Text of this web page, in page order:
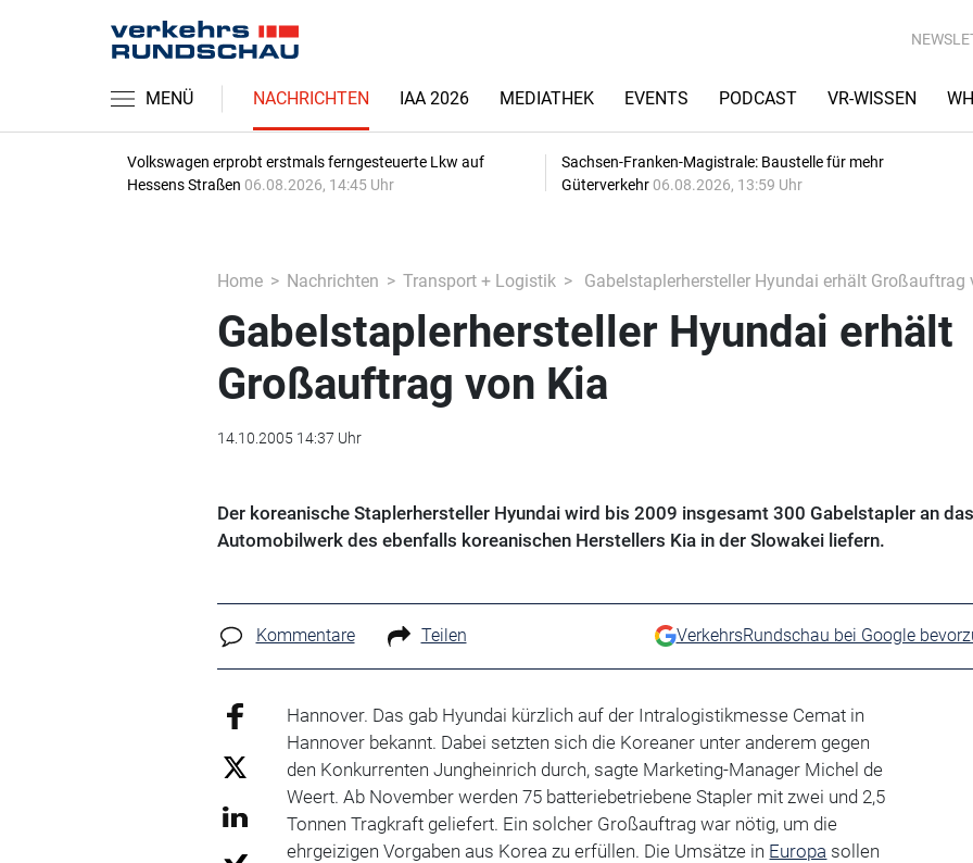
MENÜ NACHRICHTEN IAA 2026 MEDIATHEK EVENTS PODCAST VR-WISSEN
Volkswagen erprobt erstmals ferngesteuerte Lkw auf
Hessens Straßen 06.08.2026, 14:45 Uhr
Sachsen-Franken-Magistrale: Baustelle für mehr
Güterverkehr 06.08.2026, 13:59 Uhr
Home Nachrichten Transport + Logistik Gabelstaplerhersteller Hyundai erhält Großauftrag
Gabelstaplerhersteller Hyundai erhält
Großauftrag von Kia
14.10.2005 14:37 Uhr
Der koreanische Staplerhersteller Hyundai wird bis 2009 insgesamt 300 Gabelstapler an
Automobilwerk des ebenfalls koreanischen Herstellers Kia in der Slowakei liefern.
Kommentare Teilen VerkehrsRundschau bei Google
Hannover. Das gab Hyundai kürzlich auf der Intralogistikmesse Cemat in
Hannover bekannt. Dabei setzten sich die Koreaner unter anderem gegen
den Konkurrenten Jungheinrich durch, sagte Marketing-Manager Michel de
Weert. Ab November werden 75 batteriebetriebene Stapler mit zwei und 2,5
Tonnen Tragkraft geliefert. Ein solcher Großauftrag war nötig, um die
ehrgeizigen Vorgaben aus Korea zu erfüllen. Die Umsätze in Europa sollen